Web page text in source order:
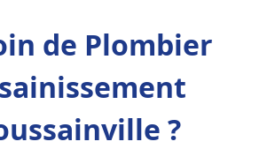
de Plombier
?